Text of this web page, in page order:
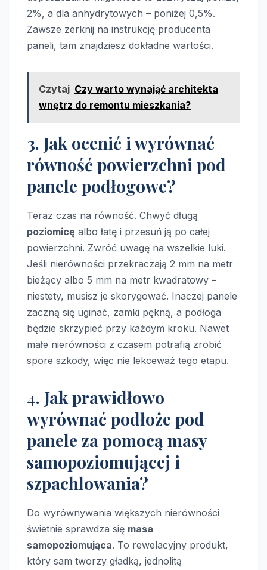
2%, a dla anhydrytowych – poniżej 0,5%.
Zawsze zerknij na instrukcję producenta
paneli, tam znajdziesz dokładne wartości.
Czytaj Czy warto wynająć architekta
wnętrz do remontu mieszkania?
3. Jak ocenić i wyrównać
równość powierzchni pod
panele podłogowe?
Teraz czas na równość. Chwyć długą
poziomicę albo łatę i przesuń ją po całej
powierzchni. Zwróć uwagę na wszelkie luki.
Jeśli nierówności przekraczają 2 mm na metr
bieżący albo 5 mm na metr kwadratowy –
niestety, musisz je skorygować. Inaczej panele
zaczną się uginać, zamki pękną, a podłoga
będzie skrzypieć przy każdym kroku. Nawet
małe nierówności z czasem potrafią zrobić
spore szkody, więc nie lekceważ tego etapu.
4. Jak prawidłowo
wyrównać podłoże pod
panele za pomocą masy
samopoziomującej i
szpachlowania?
Do wyrównywania większych nierówności
świetnie sprawdza się masa
samopoziomująca. To rewelacyjny produkt,
który sam tworzy gładką, jednolitą